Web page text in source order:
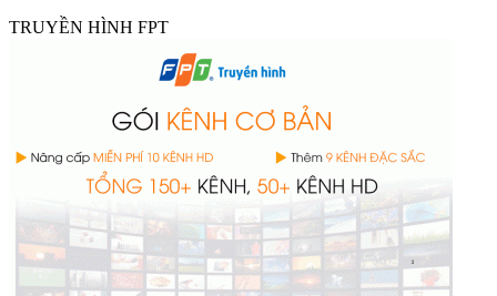
TRUYỀN HÌNH FPT